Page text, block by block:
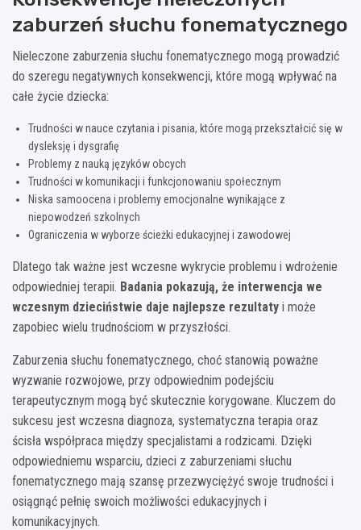
zaburzeń słuchu fonematycznego
Nieleczone zaburzenia słuchu fonematycznego mogą prowadzić
do szeregu negatywnych konsekwencji, które mogą wpływać na
całe życie dziecka:
Trudności w nauce czytania i pisania, które mogą przekształcić się w
dysleksję i dysgrafię
Problemy z nauką języków obcych
Trudności w komunikacji i funkcjonowaniu społecznym
Niska samoocena i problemy emocjonalne wynikające z
niepowodzeń szkolnych
Ograniczenia w wyborze ścieżki edukacyjnej i zawodowej
Dlatego tak ważne jest wczesne wykrycie problemu i wdrożenie
odpowiedniej terapii. Badania pokazują, że interwencja we
wczesnym dzieciństwie daje najlepsze rezultaty i może
zapobiec wielu trudnościom w przyszłości.
Zaburzenia słuchu fonematycznego, choć stanowią poważne
wyzwanie rozwojowe, przy odpowiednim podejściu
terapeutycznym mogą być skutecznie korygowane. Kluczem do
sukcesu jest wczesna diagnoza, systematyczna terapia oraz
ścisła współpraca między specjalistami a rodzicami. Dzięki
odpowiedniemu wsparciu, dzieci z zaburzeniami słuchu
fonematycznego mają szansę przezwyciężyć swoje trudności i
osiągnąć pełnię swoich możliwości edukacyjnych i
komunikacyjnych.